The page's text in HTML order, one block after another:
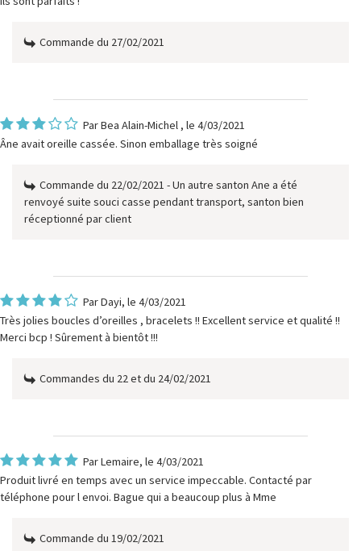
Commande du 27/02/2021
ParBea Alain-Michel , le 4/03/2021
Âne avait oreille cassée. Sinon emballage très soigné
Commande du 22/02/2021 - Un autre santon Ane a été
renvoyé suite souci casse pendant transport, santon bien
réceptionné par client
ParDayi, le 4/03/2021
Très jolies boucles d’oreilles , bracelets !! Excellent service et qualité !!
Merci bcp ! Sûrement à bientôt !!!
Commandes du 22 et du 24/02/2021
ParLemaire, le 4/03/2021
Produit livré en temps avec un service impeccable. Contacté par
téléphone pour l envoi. Bague qui a beaucoup plus à Mme
Commande du 19/02/2021